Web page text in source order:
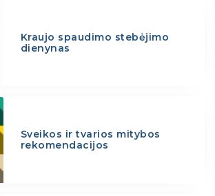
Kraujo spaudimo stebėjimo
dienynas
Sveikos ir tvarios mitybos
rekomendacijos